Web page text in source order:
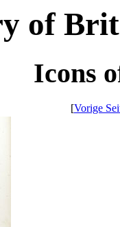
of
Icons
[Vorige